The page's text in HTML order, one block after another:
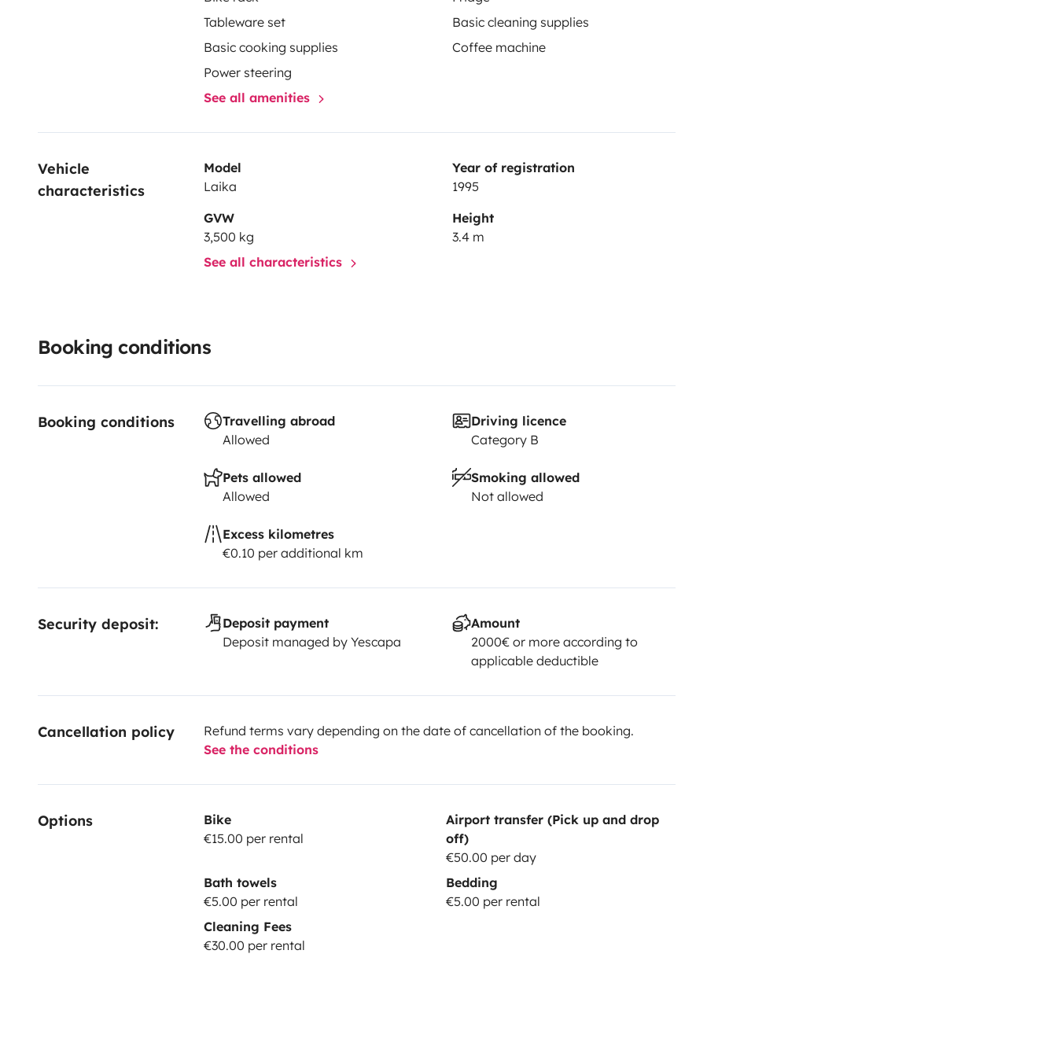
Tableware set
Basic cleaning supplies
Basic cooking supplies
Coffee machine
Power steering
See all amenities
Vehicle
characteristics
Model
Laika
Year of registration
1995
GVW
3,500 kg
Height
3.4 m
See all characteristics
Booking conditions
Booking conditions
Travelling abroad
Allowed
Driving licence
Category B
Pets allowed
Allowed
Smoking allowed
Not allowed
Excess kilometres
€0.10 per additional km
Security deposit:
Deposit payment
Deposit managed by Yescapa
Amount
2000€ or more according to
applicable deductible
Cancellation policy
Refund terms vary depending on the date of cancellation of the booking.
See the conditions
Options
Bike
€15.00 per rental
Airport transfer (Pick up and drop
off)
€50.00 per day
Bath towels
€5.00 per rental
Bedding
€5.00 per rental
Cleaning Fees
€30.00 per rental